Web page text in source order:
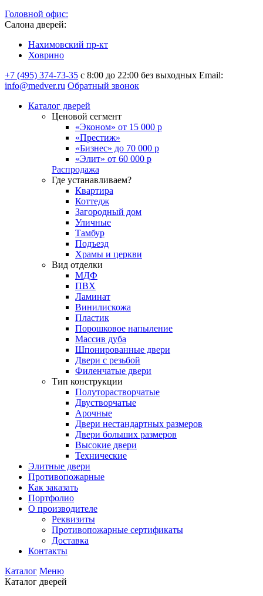
Головной офис:
Салона дверей:
Нахимовский пр-кт
Ховрино
+7 (495) 374-73-35 с 8:00 до 22:00 без выходных Email:
info@medver.ru Обратный звонок
Каталог дверей
Ценовой сегмент
«Эконом» от 15 000 р
«Престиж»
«Бизнес» до 70 000 р
«Элит» от 60 000 р
Распродажа
Где устанавливаем?
Квартира
Коттедж
Загородный дом
Уличные
Тамбур
Подъезд
Храмы и церкви
Вид отделки
МДФ
ПВХ
Ламинат
Винилискожа
Пластик
Порошковое напыление
Массив дуба
Шпонированные двери
Двери с резьбой
Филенчатые двери
Тип конструкции
Полуторастворчатые
Двустворчатые
Арочные
Двери нестандартных размеров
Двери больших размеров
Высокие двери
Технические
Элитные двери
Противопожарные
Как заказать
Портфолио
О производителе
Реквизиты
Противопожарные сертификаты
Доставка
Контакты
Каталог Меню
Каталог дверей